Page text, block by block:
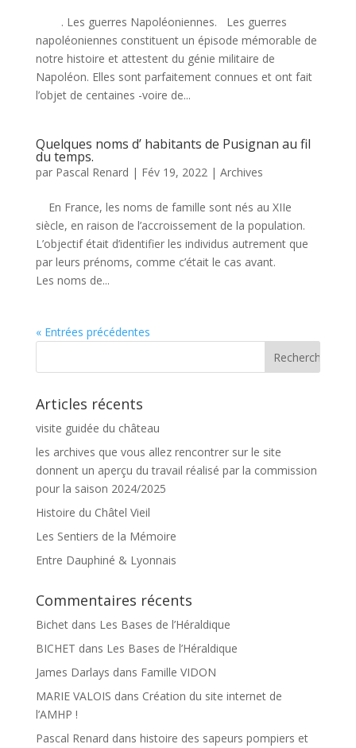
. Les guerres Napoléoniennes. Les guerres
napoléoniennes constituent un épisode mémorable de
notre histoire et attestent du génie militaire de
Napoléon. Elles sont parfaitement connues et ont fait
l’objet de centaines -voire de...
Quelques noms d’ habitants de Pusignan au fil
du temps.
par Pascal Renard | Fév 19, 2022| Archives
En France, les noms de famille sont nés au XIIe
siècle, en raison de l’accroissement de la population.
L’objectif était d’identifier les individus autrement que
par leurs prénoms, comme c’était le cas avant.
Les noms de...
« Entrées précédentes
Articles récents
visite guidée du château
les archives que vous allez rencontrer sur le site
donnent un aperçu du travail réalisé par la commission
pour la saison 2024/2025
Histoire du Châtel Vieil
Les Sentiers de la Mémoire
Entre Dauphiné & Lyonnais
Commentaires récents
Bichetdans Les Bases de l’Héraldique
BICHET dans Les Bases de l’Héraldique
James Darlays dans Famille VIDON
MARIE VALOIS dans Création du site internet de
l’AMHP !
Pascal Renard dans histoire des sapeurs pompiers et